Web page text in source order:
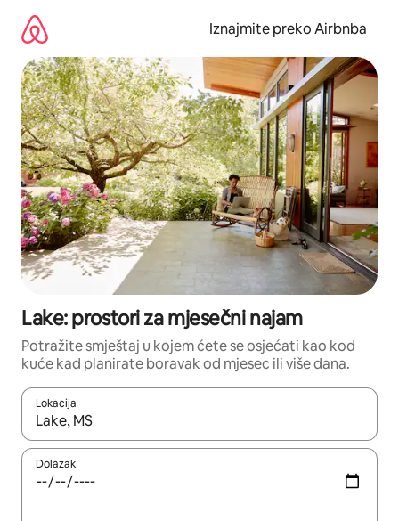
sadržaj
Iznajmite preko Airbnba
Lake: prostori za mjesečni najam
Potražite smještaj u kojem ćete se osjećati kao kod
kuće kad planirate boravak od mjesec ili više dana.
Lokacija
Kada budu dostupni rezultati, moći ćete ih pregledati
Dolazak